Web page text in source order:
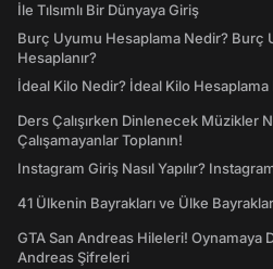
İle Tılsımlı Bir Dünyaya Giriş
Burç Uyumu Hesaplama Nedir? Burç
Hesaplanır?
İdeal Kilo Nedir? İdeal Kilo Hesaplama
Ders Çalışırken Dinlenecek Müzikler
Çalışamayanlar Toplanın!
Instagram Giriş Nasıl Yapılır?
41 Ülkenin Bayrakları ve Ülke
GTA San Andreas Hileleri! Oynamaya
Andreas Şifreleri